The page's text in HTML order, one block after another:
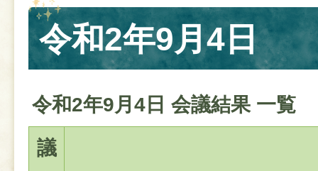
令和2年9月4日
令和2年9月4日 会議結果 一覧
議